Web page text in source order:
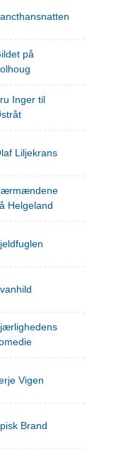
på
Inger til
Liljekrans
Helgeland
Vigen
Brand